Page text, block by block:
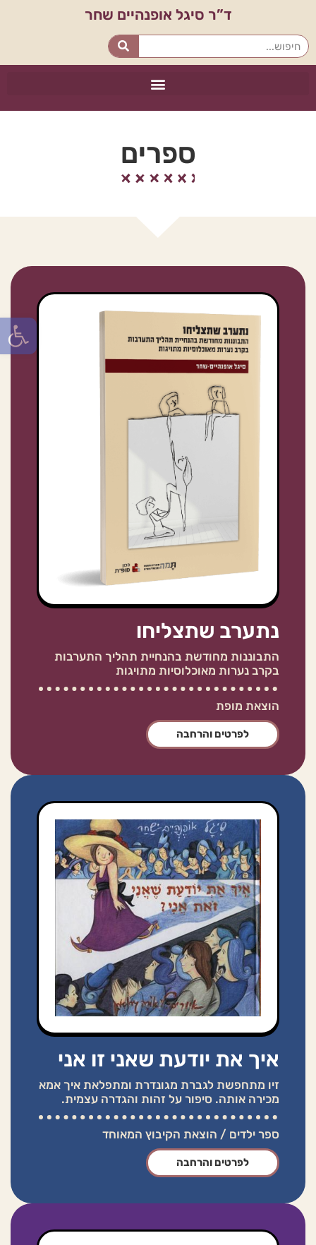
פתח
ד”ר סיגל אופנהיים שחר
ספרים
נתערב שתצליחו
התבוננות מחודשת בהנחיית תהליך התערבות
בקרב נערות מאוכלוסיות מתויגות
הוצאת מופת
לפרטים והרחבה
איך את יודעת שאני זו אני
זיו מתחפשת לגברת מגונדרת ומתפלאת איך אמא
מכירה אותה. סיפור על זהות והגדרה עצמית.
ספר ילדים / הוצאת הקיבוץ המאוחד
לפרטים והרחבה